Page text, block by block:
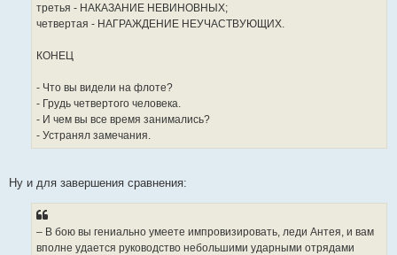
третья - НАКАЗАНИЕ НЕВИНОВНЫХ;
четвертая - НАГРАЖДЕНИЕ НЕУЧАСТВУЮЩИХ.
КОНЕЦ
- Что вы видели на флоте?
- Грудь четвертого человека.
- И чем вы все время занимались?
- Устранял замечания.
Ну и для завершения сравнения:
– В бою вы гениально умеете импровизировать, леди Антея, и вам
вполне удается руководство небольшими ударными отрядами